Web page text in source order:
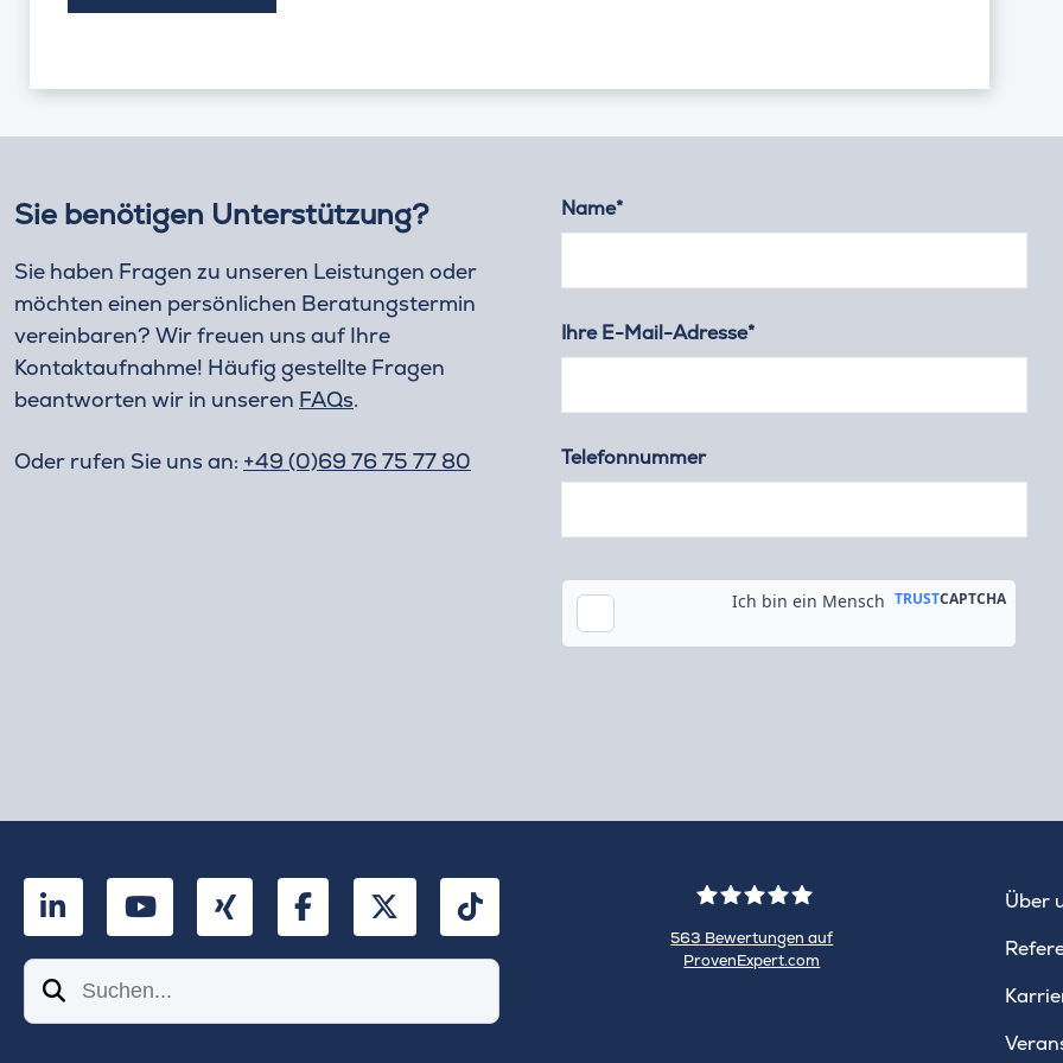
Sie benötigen Unterstützung?
Sie haben Fragen zu unseren Leistungen oder
möchten einen persönlichen Beratungstermin
vereinbaren? Wir freuen uns auf Ihre
Kontaktaufnahme! Häufig gestellte Fragen
beantworten wir in unseren FAQs.
Oder rufen Sie uns an: +49 (0)69 76 75 77 80
Name*
Ihre E-Mail-Adresse*
Telefonnummer
LinkedInYouTubeXing FacebookTwitterTikTok
Suchen
WINHELLER
563 Bewertungen auf
ProvenExpert.com
Über